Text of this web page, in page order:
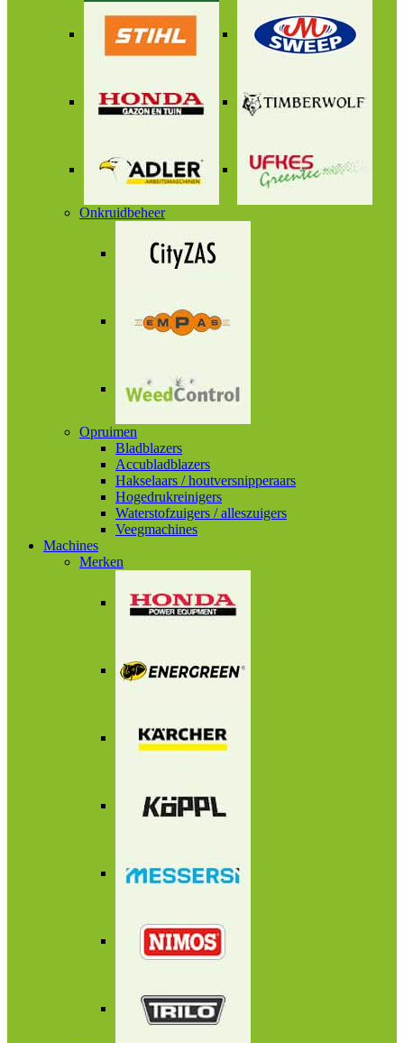
Onkruidbeheer
Opruimen
Bladblazers
Accubladblazers
Hakselaars / houtversnipperaars
Hogedrukreinigers
Waterstofzuigers / alleszuigers
Veegmachines
Machines
Merken